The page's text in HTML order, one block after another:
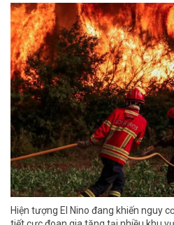
Hiện tượng El Nino đang khiến nguy